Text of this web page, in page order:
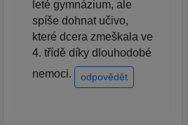
leté gymnázium, ale
spíše dohnat učivo,
které dcera zmeškala ve
4. třídě díky dlouhodobé
nemoci.
odpovědět